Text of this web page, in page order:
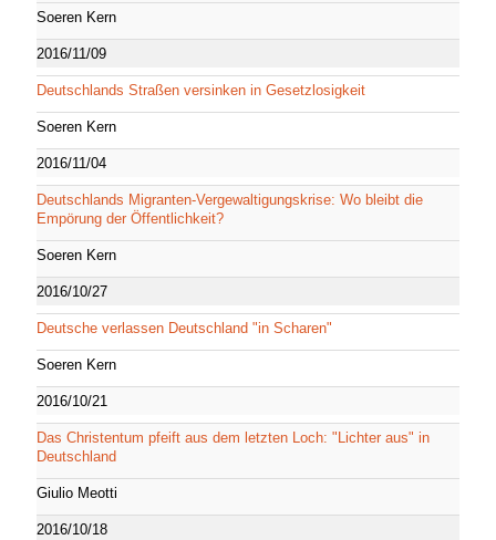
Soeren Kern
2016/11/09
Deutschlands Straßen versinken in Gesetzlosigkeit
Soeren Kern
2016/11/04
Deutschlands Migranten-Vergewaltigungskrise: Wo bleibt die
Empörung der Öffentlichkeit?
Soeren Kern
2016/10/27
Deutsche verlassen Deutschland "in Scharen"
Soeren Kern
2016/10/21
Das Christentum pfeift aus dem letzten Loch: "Lichter aus" in
Deutschland
Giulio Meotti
2016/10/18